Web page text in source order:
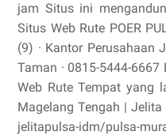
jam Situs ini
Situs Web Rute POER
(9) · Kantor Perusahaan
Taman · 0815-5444-
Web Rute Tempat yang
Magelang Tengah |
jelitapulsa-idm/pulsa-